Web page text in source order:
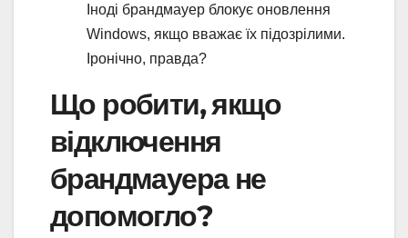
Іноді брандмауер блокує оновлення
Windows, якщо вважає їх підозрілими.
Іронічно, правда?
Що робити, якщо
відключення
брандмауера не
допомогло?